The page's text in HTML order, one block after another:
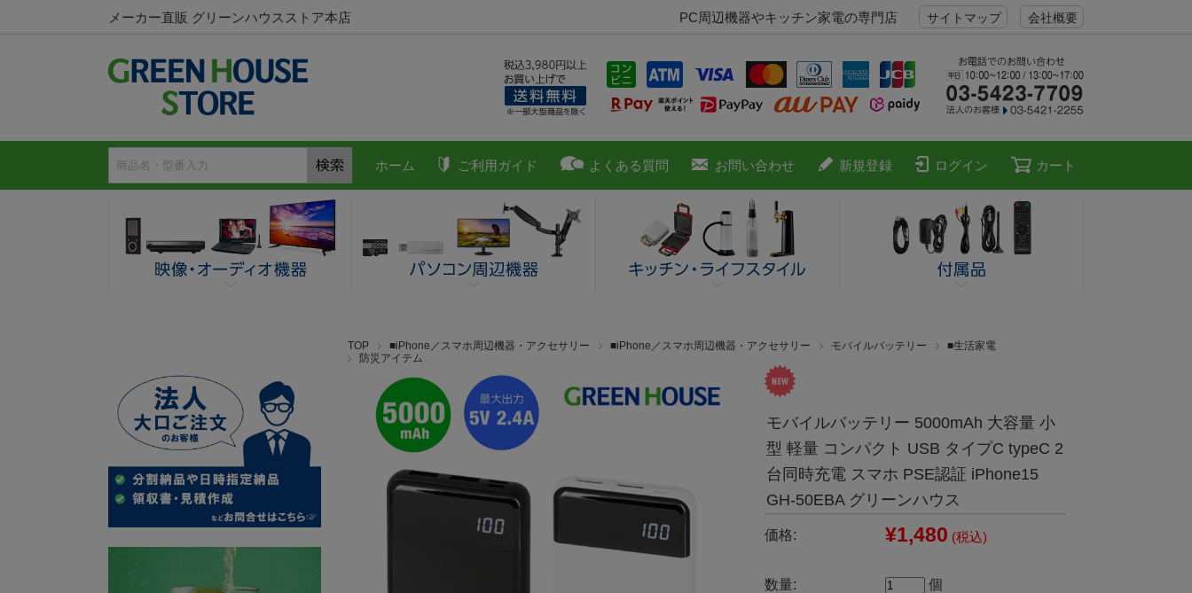
メーカー直販 グリーンハウスストア本店 PC周辺機器やキッチン家電の専門店 サイトマップ 会社概要
ホーム ご利用ガイド よくある質問 お問い合わせ 新規登録 ログイン カート
TOP ■iPhone／スマホ周辺機器・アクセサリー ■iPhone／スマホ周辺機器・アクセサリー モバイルバッテリー
■生活家電
防災アイテム
モバイルバッテリー 5000mAh 大容量 小
型 軽量 コンパクト USB タイプC typeC 2
台同時充電 スマホ PSE認証 iPhone15
GH-50EBA グリーンハウス
価格: ¥1,480 (税込)
数量: 個